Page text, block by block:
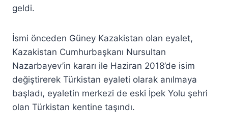
geldi.
İsmi önceden Güney Kazakistan olan eyalet,
Kazakistan Cumhurbaşkanı Nursultan
Nazarbayev’in kararı ile Haziran 2018’de isim
değiştirerek Türkistan eyaleti olarak anılmaya
başladı, eyaletin merkezi de eski İpek Yolu şehri
olan Türkistan kentine taşındı.